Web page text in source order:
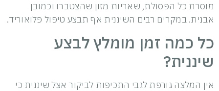
מוסרת כל הפסולת, שאריות מזון שהצטברו וכמובן
אבנית. במקרים רבים השיננית אף תבצע טיפול פלואוריד.
כל כמה זמן מומלץ לבצע
שיננית?
אין המלצה גורפת לגבי התכיפות לביקור אצל שיננית כי